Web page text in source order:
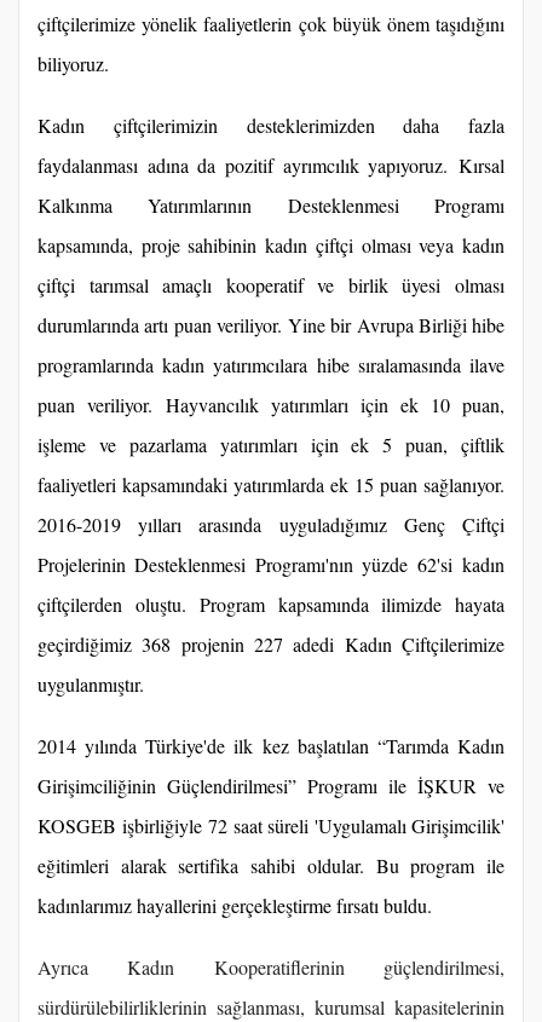
çiftçilerimize yönelik faaliyetlerin çok büyük önem taşıdığını
biliyoruz.
Kadın çiftçilerimizin desteklerimizden daha fazla
faydalanması adına da pozitif ayrımcılık yapıyoruz. Kırsal
Kalkınma Yatırımlarının Desteklenmesi Programı
kapsamında, proje sahibinin kadın çiftçi olması veya kadın
çiftçi tarımsal amaçlı kooperatif ve birlik üyesi olması
durumlarında artı puan veriliyor. Yine bir Avrupa Birliği hibe
programlarında kadın yatırımcılara hibe sıralamasında ilave
puan veriliyor. Hayvancılık yatırımları için ek 10 puan,
işleme ve pazarlama yatırımları için ek 5 puan, çiftlik
faaliyetleri kapsamındaki yatırımlarda ek 15 puan sağlanıyor.
2016-2019 yılları arasında uyguladığımız Genç Çiftçi
Projelerinin Desteklenmesi Programı'nın yüzde 62'si kadın
çiftçilerden oluştu. Program kapsamında ilimizde hayata
geçirdiğimiz 368 projenin 227 adedi Kadın Çiftçilerimize
uygulanmıştır.
2014 yılında Türkiye'de ilk kez başlatılan “Tarımda Kadın
Girişimciliğinin Güçlendirilmesi” Programı ile İŞKUR ve
KOSGEB işbirliğiyle 72 saat süreli 'Uygulamalı Girişimcilik'
eğitimleri alarak sertifika sahibi oldular. Bu program ile
kadınlarımız hayallerini gerçekleştirme fırsatı buldu.
Ayrıca Kadın Kooperatiflerinin güçlendirilmesi,
sürdürülebilirliklerinin sağlanması, kurumsal kapasitelerinin